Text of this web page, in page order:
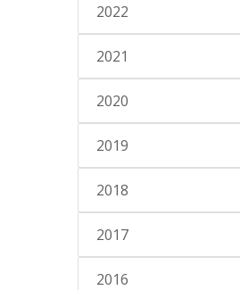
2022
2021
2020
2019
2018
2017
2016